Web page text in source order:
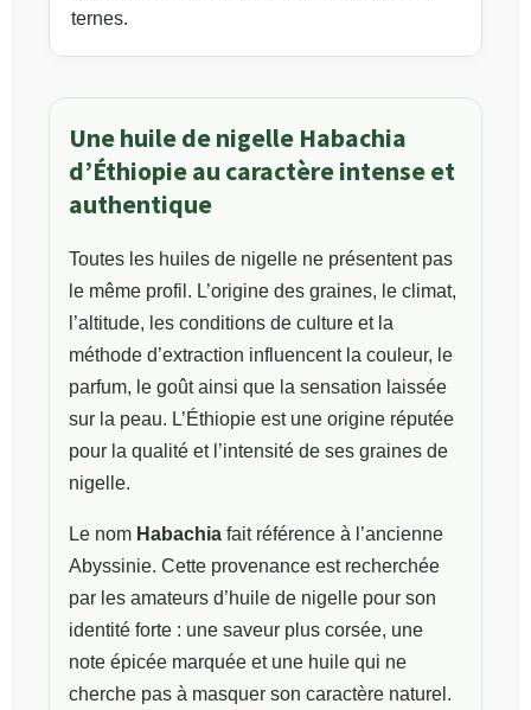
ternes.
Une huile de nigelle Habachia
d’Éthiopie au caractère intense et
authentique
Toutes les huiles de nigelle ne présentent pas
le même profil. L’origine des graines, le climat,
l’altitude, les conditions de culture et la
méthode d’extraction influencent la couleur, le
parfum, le goût ainsi que la sensation laissée
sur la peau. L’Éthiopie est une origine réputée
pour la qualité et l’intensité de ses graines de
nigelle.
Le nom Habachia fait référence à l’ancienne
Abyssinie. Cette provenance est recherchée
par les amateurs d’huile de nigelle pour son
identité forte : une saveur plus corsée, une
note épicée marquée et une huile qui ne
cherche pas à masquer son caractère naturel.